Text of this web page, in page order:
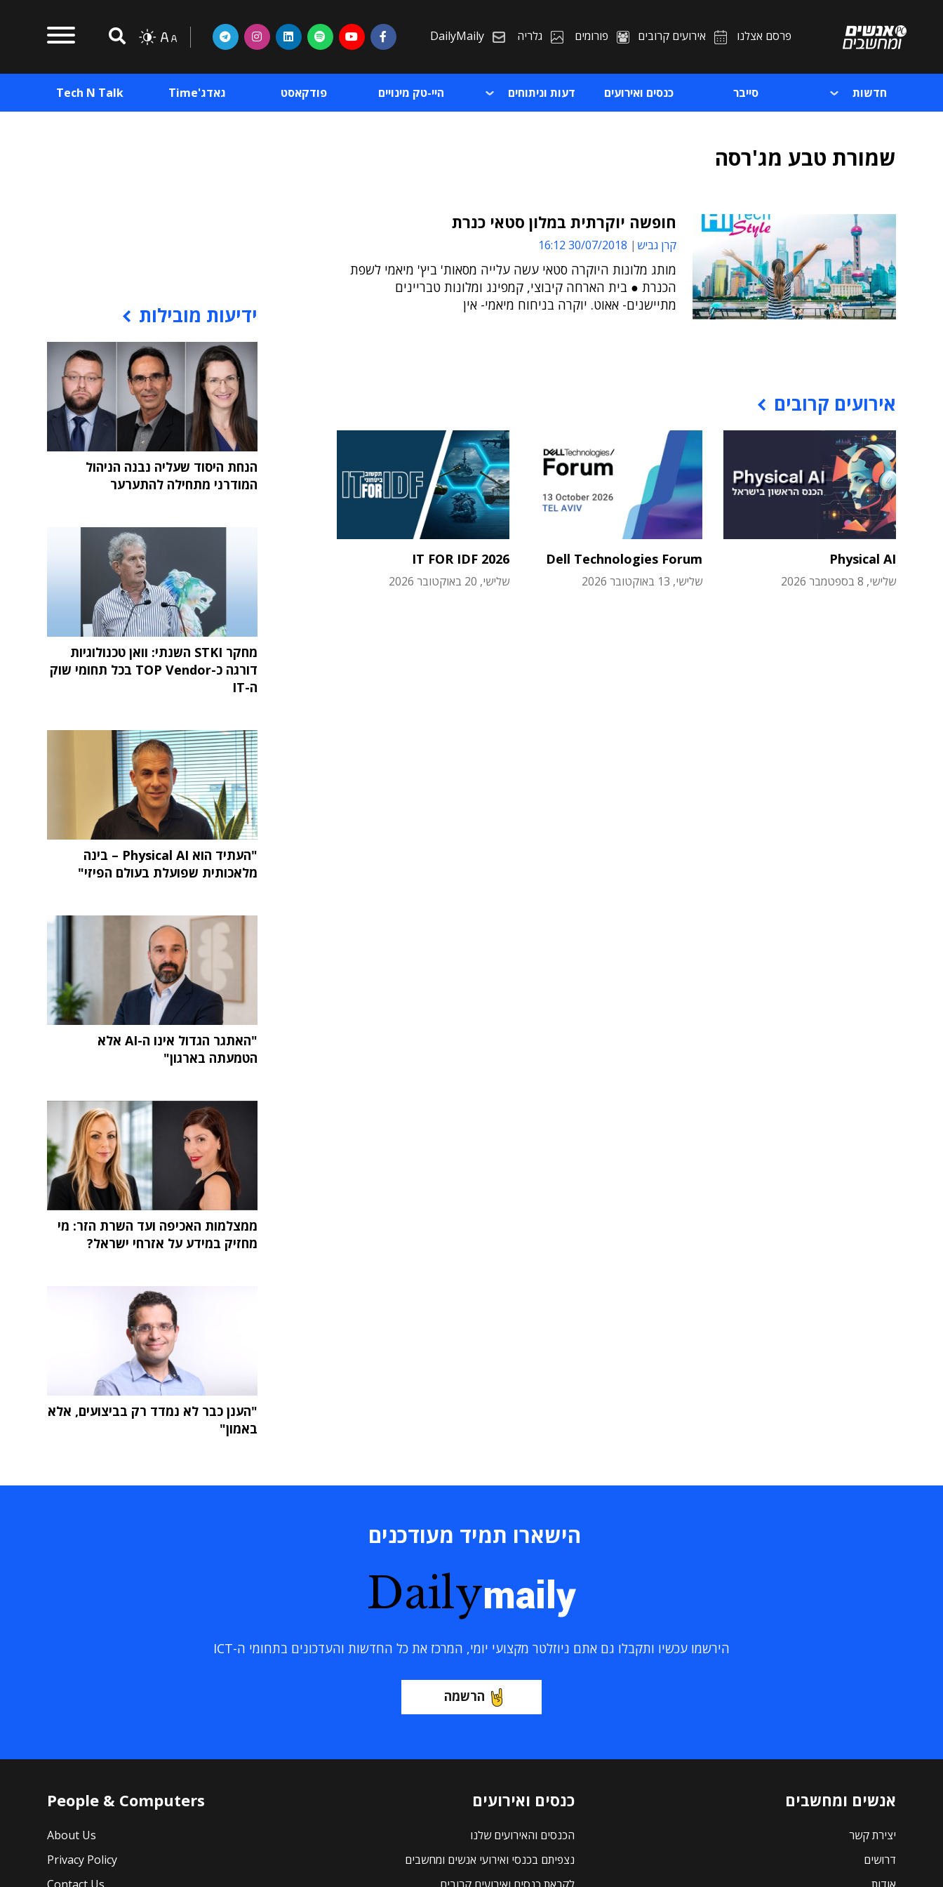
פרסם אצלנו אירועים קרובים פורומים גלריה DailyMaily
חדשות סייבר כנסים ואירועים דעות וניתוחים היי-טק מינויים פודקאסט גאדג'Time Tech N Talk
שמורת טבע מג'רסה
חופשה יוקרתית במלון סטאי כנרת
קרן גביש 30/07/2018 16:12
מותג מלונות היוקרה סטאי עשה עלייה מסאות' ביץ' מיאמי לשפת
הכנרת ● בית הארחה קיבוצי, קמפינג ומלונות טבריינים
מתיישנים- אאוט. יוקרה בניחוח מיאמי- אין
אירועים קרובים
Physical AI
שלישי, 8 בספטמבר 2026
Dell Technologies Forum
שלישי, 13 באוקטובר 2026
IT FOR IDF 2026
שלישי, 20 באוקטובר 2026
ידיעות מובילות
הנחת היסוד שעליה נבנה הניהול
המודרני מתחילה להתערער
מחקר STKI השנתי: וואן טכנולוגיות
דורגה כ-TOP Vendor בכל תחומי שוק
ה-IT
"העתיד הוא Physical AI – בינה
מלאכותית שפועלת בעולם הפיזי"
"האתגר הגדול אינו ה-AI אלא
הטמעתה בארגון"
ממצלמות האכיפה ועד השרת הזר: מי
מחזיק במידע על אזרחי ישראל?
"הענן כבר לא נמדד רק בביצועים, אלא
באמון"
הישארו תמיד מעודכנים
Dailymaily
הירשמו עכשיו ותקבלו גם אתם ניוזלטר מקצועי יומי, המרכז את כל החדשות והעדכונים בתחומי ה-ICT
הרשמה
אנשים ומחשבים
יצירת קשר
דרושים
כנסים ואירועים
הכנסים והאירועים שלנו
נצפיתם בכנסי ואירועי אנשים ומחשבים
People & Computers
About Us
Privacy Policy